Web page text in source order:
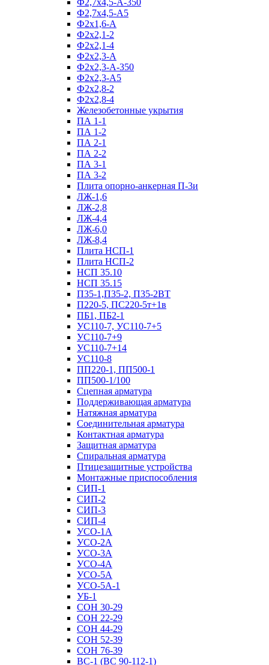
Ф2,7х4,5-А5
Ф2х1,6-А
Ф2х2,1-2
Ф2х2,1-4
Ф2х2,3-А
Ф2х2,3-А-350
Ф2х2,3-А5
Ф2х2,8-2
Ф2х2,8-4
Железобетонные укрытия
ПА 1-1
ПА 1-2
ПА 2-1
ПА 2-2
ПА 3-1
ПА 3-2
Плита опорно-анкерная П-3и
ЛЖ-1,6
ЛЖ-2,8
ЛЖ-4,4
ЛЖ-6,0
ЛЖ-8,4
Плита НСП-1
Плита НСП-2
НСП 35.10
НСП 35.15
П35-1,П35-2, П35-2ВТ
П220-5, ПС220-5т+1в
ПБ1, ПБ2-1
УС110-7, УС110-7+5
УС110-7+9
УС110-7+14
УС110-8
ПП220-1, ПП500-1
ПП500-1/100
Сцепная арматура
Поддерживающая арматура
Натяжная арматура
Соединительная арматура
Контактная арматура
Защитная арматура
Спиральная арматура
Птицезащитные устройства
Монтажные приспособления
СИП-1
СИП-2
СИП-3
СИП-4
УСО-1А
УСО-2А
УСО-3А
УСО-4А
УСО-5А
УСО-5А-1
УБ-1
СОН 30-29
СОН 22-29
СОН 44-29
СОН 52-39
СОН 76-39
ВС-1 (ВС 90-112-1)